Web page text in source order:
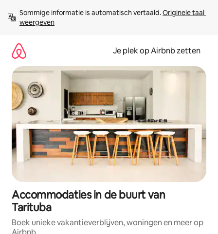
direct
naar
Sommige informatie is automatisch vertaald. Originele taal
weergeven
Je plek op Airbnb zetten
Accommodaties in de buurt van
Tarituba
Boek unieke vakantieverblijven, woningen en meer op